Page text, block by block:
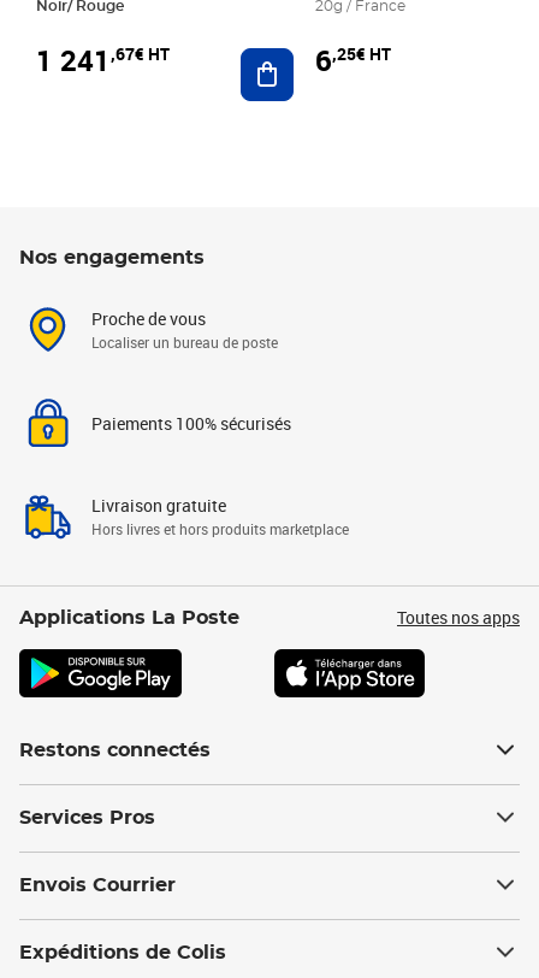
Noir/ Rouge
1 241 ,67€ HT Ajouter au panier
20g / France
6,25€ HT
Nos engagements
Proche de vous
Localiser un bureau de poste
Paiements 100% sécurisés
Livraison gratuite
Hors livres et hors produits marketplace
Applications La Poste Toutes nos apps
Restons connectés
Services Pros
Envois Courrier
Expéditions de Colis